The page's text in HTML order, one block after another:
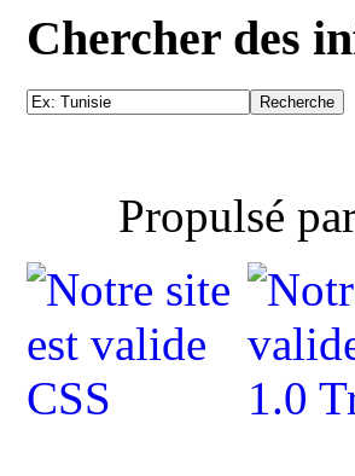
Chercher des
Propulsé